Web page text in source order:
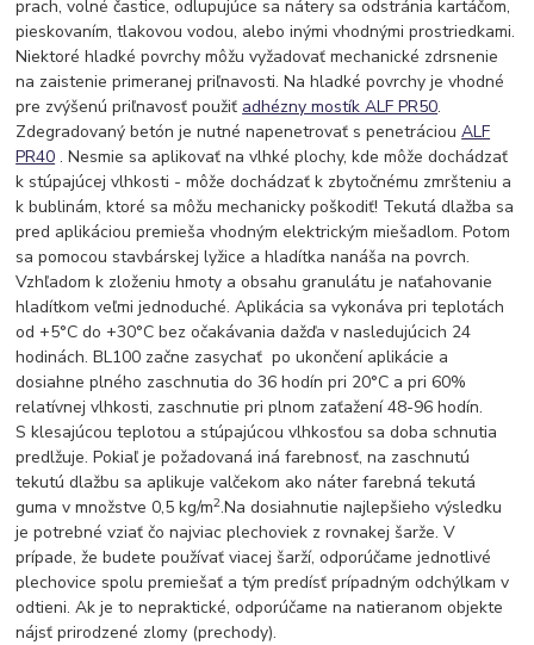
prach, volné častice, odlupujúce sa nátery sa odstránia kartáčom,
pieskovaním, tlakovou vodou, alebo inými vhodnými prostriedkami.
Niektoré hladké povrchy môžu vyžadovať mechanické zdrsnenie
na zaistenie primeranej priľnavosti. Na hladké povrchy je vhodné
pre zvýšenú priľnavosť použiť adhézny mostík ALF PR50.
Zdegradovaný betón je nutné napenetrovať s penetráciouALF
PR40 . Nesmie sa aplikovať na vlhké plochy, kde môže dochádzať
k stúpajúcej vlhkosti - môže dochádzať k zbytočnému zmršteniu a
k bublinám, ktoré sa môžu mechanicky poškodiť! Tekutá dlažba sa
pred aplikáciou premieša vhodným elektrickým miešadlom. Potom
sa pomocou stavbárskej lyžice a hladítka nanáša na povrch.
Vzhľadom k zloženiu hmoty a obsahu granulátu je naťahovanie
hladítkom veľmi jednoduché. Aplikácia sa vykonáva pri teplotách
od +5°C do +30°C bez očakávania dažďa v nasledujúcich 24
hodinách. BL100 začne zasychať po ukončení aplikácie a
dosiahne plného zaschnutia do 36 hodín pri 20°C a pri 60%
relatívnej vlhkosti, zaschnutie pri plnom zaťažení 48-96 hodín.
S klesajúcou teplotou a stúpajúcou vlhkosťou sa doba schnutia
predlžuje. Pokiaľ je požadovaná iná farebnosť, na zaschnutú
tekutú dlažbu sa aplikuje valčekom ako náter farebná tekutá
guma v množstve 0,5 kg/m2.Na dosiahnutie najlepšieho výsledku
je potrebné vziať čo najviac plechoviek z rovnakej šarže. V
prípade, že budete používať viacej šarží, odporúčame jednotlivé
plechovice spolu premiešať a tým predísť prípadným odchýlkam v
odtieni. Ak je to nepraktické, odporúčame na natieranom objekte
nájsť prirodzené zlomy (prechody).